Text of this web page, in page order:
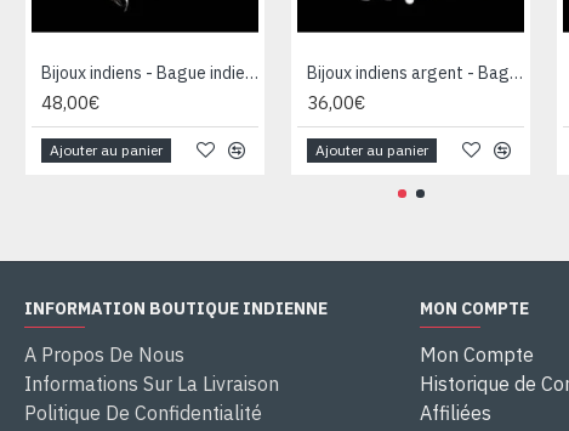
Bijoux indiens - Bague indienne rhodiée Topaze
48,00€
Ajouter au panier
Bijoux indiens argent - Bague indienne oxyde de Zirconium
36,00€
Ajouter au panier
INFORMATION BOUTIQUE INDIENNE
A Propos De Nous
Informations Sur La Livraison
Politique De Confidentialité
MON COMPTE
Mon Compte
Historique de
Affiliées